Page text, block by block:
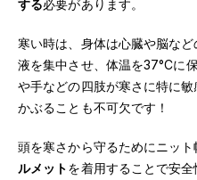
する必要があります。
寒い時は、身体は心臓や脳な
液を集中させ、体温を37°Cに
や手などの四肢が寒さに特に
かぶることも不可欠です！
頭を寒さから守るためにニッ
ルメットを着用することで安